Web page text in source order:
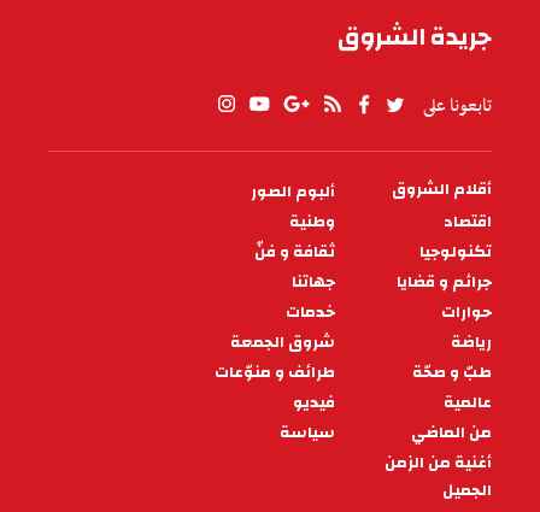
جريدة الشروق
تابعونا على
PIED
DE
PAGE
أقلام الشروق
ألبوم الصور
اقتصاد
وطنية
تكنولوجيا
ثقافة و فنّ
جرائم و قضايا
جهاتنا
حوارات
خدمات
رياضة
شروق الجمعة
طبّ و صحّة
طرائف و منوّعات
عالمية
فيديو
من الماضي
سياسة
أغنية من الزمن
الجميل